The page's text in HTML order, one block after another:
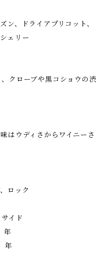
ン、ドライアプリコット、
ェリー
クローブや黒コショウの渋
はウディさからワイニーさ
ロック
ド